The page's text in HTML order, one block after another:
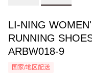
LI-NING
RUNNING SHOES - MILKY
ARBW018-9
国家/地区配送